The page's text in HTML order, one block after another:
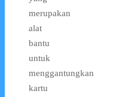
merupakan
alat
bantu
untuk
menggantungkan
kartu